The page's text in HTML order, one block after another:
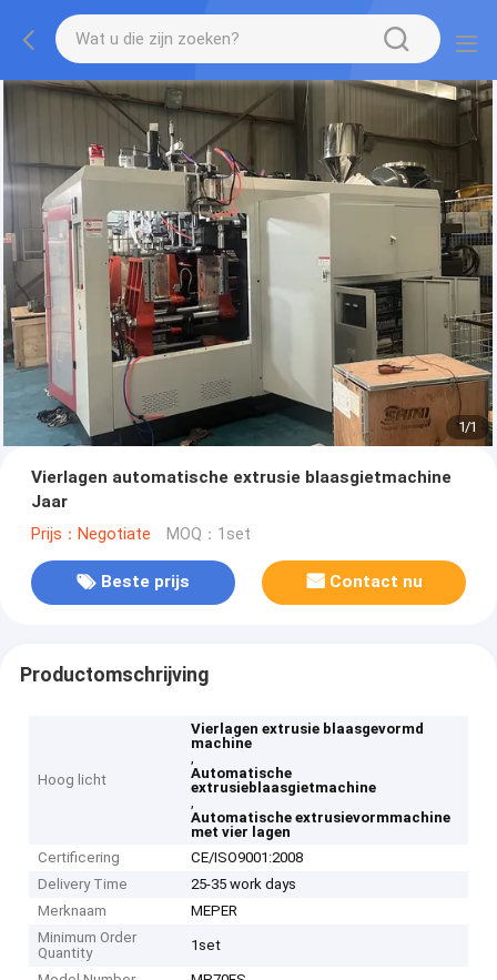
1/1
Vierlagen automatische extrusie blaasgietmachine
Jaar
Prijs：Negotiate MOQ：1set
Beste prijs Contact nu
Productomschrijving
Hoog licht
Vierlagen extrusie blaasgevormd
machine
,
Automatische
extrusieblaasgietmachine
,
Automatische extrusievormmachine
met vier lagen
Certificering
CE/ISO9001:2008
Delivery Time
25-35 work days
Merknaam
MEPER
Minimum Order
Quantity
1set